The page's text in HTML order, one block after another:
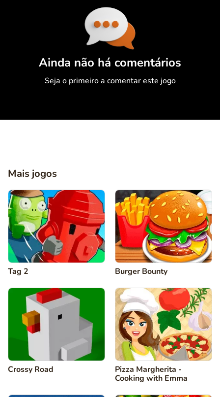
Ainda não há comentários
Seja o primeiro a comentar este jogo
Mais jogos
Tag 2 Burger Bounty
Crossy Road
Pizza Margherita -
Cooking with Emma